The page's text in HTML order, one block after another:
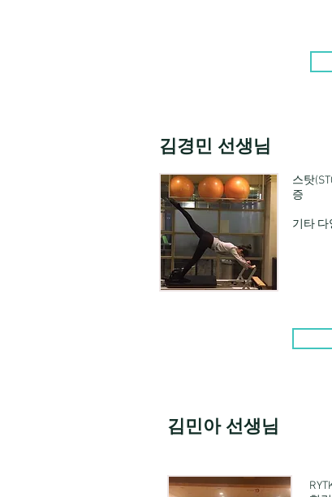
김경민 선생님
스탓
증
기타 다
김민아 선생님